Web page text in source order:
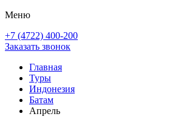
Меню
+7 (4722) 400-200
Заказать звонок
Главная
Туры
Индонезия
Батам
Апрель